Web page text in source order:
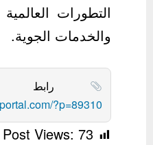
التطورات
والخدمات الجوية.
رابط
?p=89310
Post Views: 73